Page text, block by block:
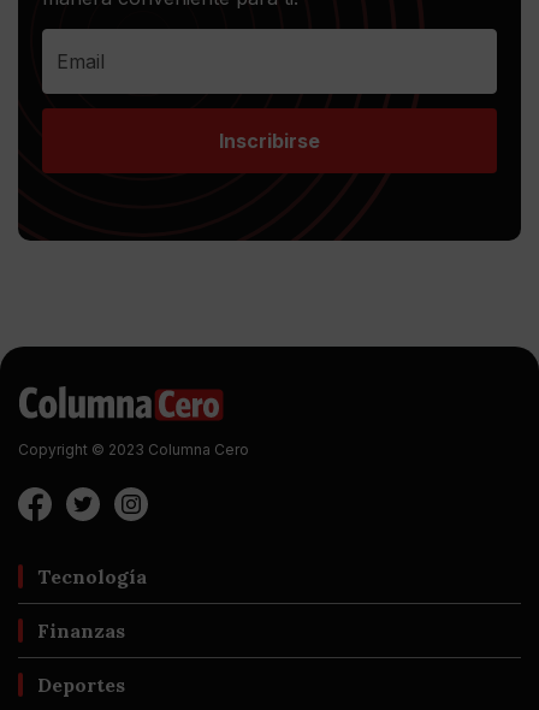
Inscribirse
Copyright © 2023 Columna Cero
Tecnología
Finanzas
Deportes